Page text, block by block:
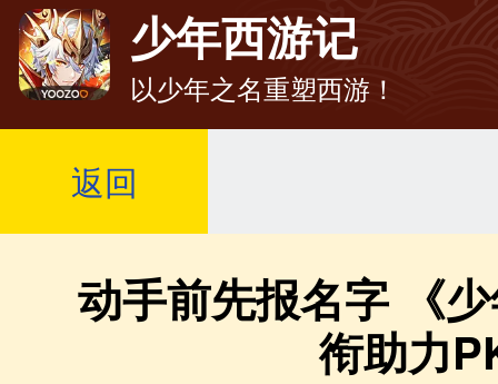
少年西游记
以少年之名重塑西游！
返回
动手前先报名字 《
衔助力